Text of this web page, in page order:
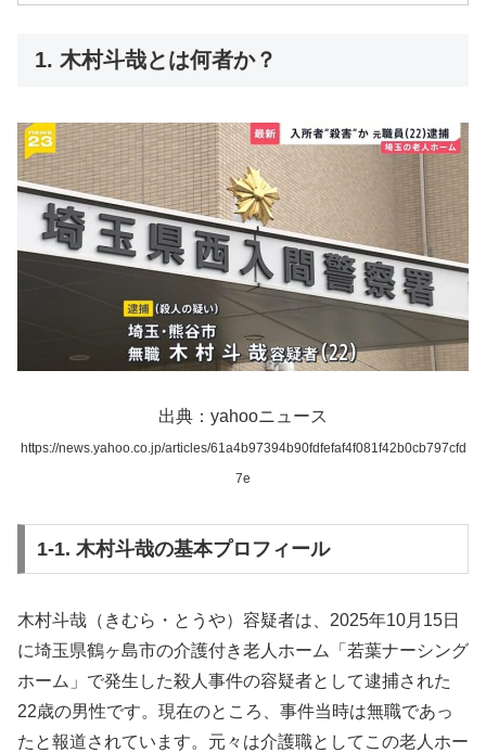
1. 木村斗哉とは何者か？
出典：yahooニュース
https://news.yahoo.co.jp/articles/61a4b97394b90fdfefaf4f081f42b0cb797cfd
7e
1-1. 木村斗哉の基本プロフィール
木村斗哉（きむら・とうや）容疑者は、2025年10月15日
に埼玉県鶴ヶ島市の介護付き老人ホーム「若葉ナーシング
ホーム」で発生した殺人事件の容疑者として逮捕された
22歳の男性です。現在のところ、事件当時は無職であっ
たと報道されています。元々は介護職としてこの老人ホー